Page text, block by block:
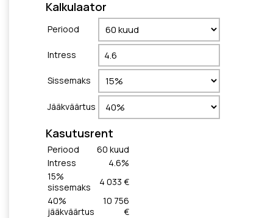
Kalkulaator
Periood
Intress
Sissemaks
Jääkväärtus
Kasutusrent
Periood 60 kuud
Intress
4.6%
15%
sissemaks
4 033 €
40%
jääkväärtus
10 756
€